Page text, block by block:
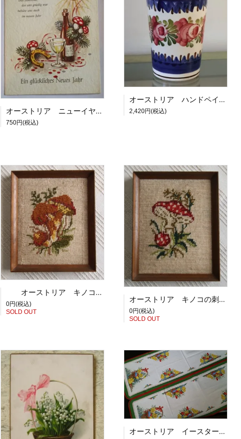
オーストリア ニューイヤーカード 馬蹄とキノコと太陽 1978年
750円(税込)
オーストリア ハンドペイントのお花のフリーカップ BL
2,420円(税込)
オーストリア キノコの刺繍額
0円(税込)
SOLD OUT
オーストリア キノコの刺繍額 ベニテングダケ
0円(税込)
SOLD OUT
オーストリア イースター ひよことイースターエッグのクロス